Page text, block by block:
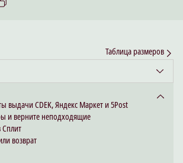
Таблица размеров
выдачи CDEK, Яндекс Маркет и 5Post
и верните неподходящие
Сплит
возврат